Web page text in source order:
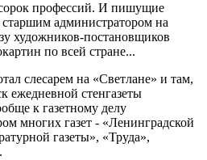
профессий. И пишущие
администратором на
художников-постановщиков
по всей стране...
слесарем на «Светлане» и там,
ежедневной стенгазеты
к газетному делу
многих газет - «Ленинградской
газеты», «Труда»,